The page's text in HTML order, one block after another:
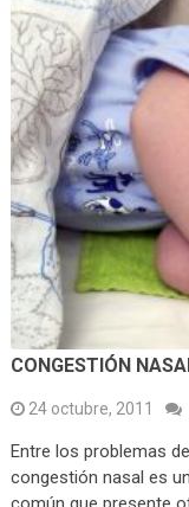
CONGESTIÓN
24 octubre, 2011
Entre los problemas
congestión nasal es